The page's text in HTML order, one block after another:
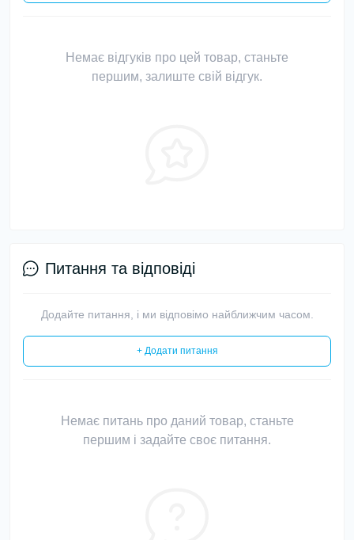
Немає відгуків про цей товар, станьте
першим, залиште свій відгук.
Питання та відповіді
Додайте питання, і ми відповімо найближчим часом.
+ Додати питання
Немає питань про даний товар, станьте
першим і задайте своє питання.